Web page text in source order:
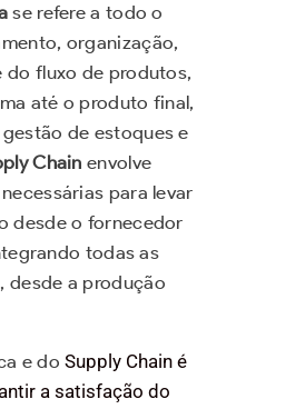
se refere a todo o
organização,
do fluxo de produtos,
até o produto final,
de estoques e
Chain envolve
para levar
desde o fornecedor
todas as
desde a produção
e doSupply Chain é
a satisfação do